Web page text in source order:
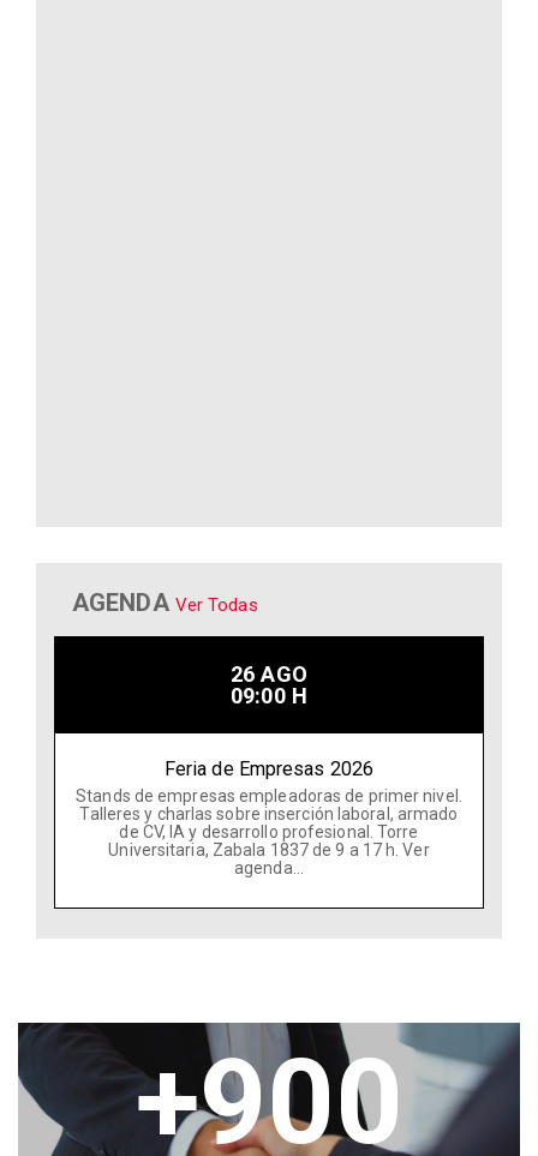
AGENDA Ver Todas
26 AGO
09:00 H
Feria de Empresas 2026
Stands de empresas empleadoras de primer nivel.
Talleres y charlas sobre inserción laboral, armado
de CV, IA y desarrollo profesional. Torre
Universitaria, Zabala 1837 de 9 a 17 h. Ver
agenda...
+900